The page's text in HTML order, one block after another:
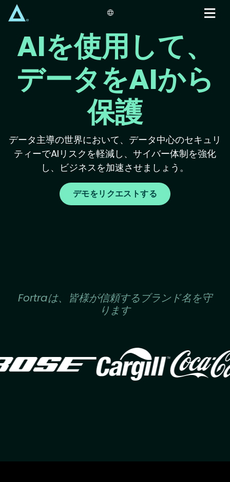
main
content
AIを使用して、
データをAIから
保護
データ主導の世界において、データ中心のセキュリ
ティーでAIリスクを軽減し、サイバー体制を強化
し、ビジネスを加速させましょう。
デモをリクエストする
Fortraは、皆様が信頼するブランド名を守
ります
Image